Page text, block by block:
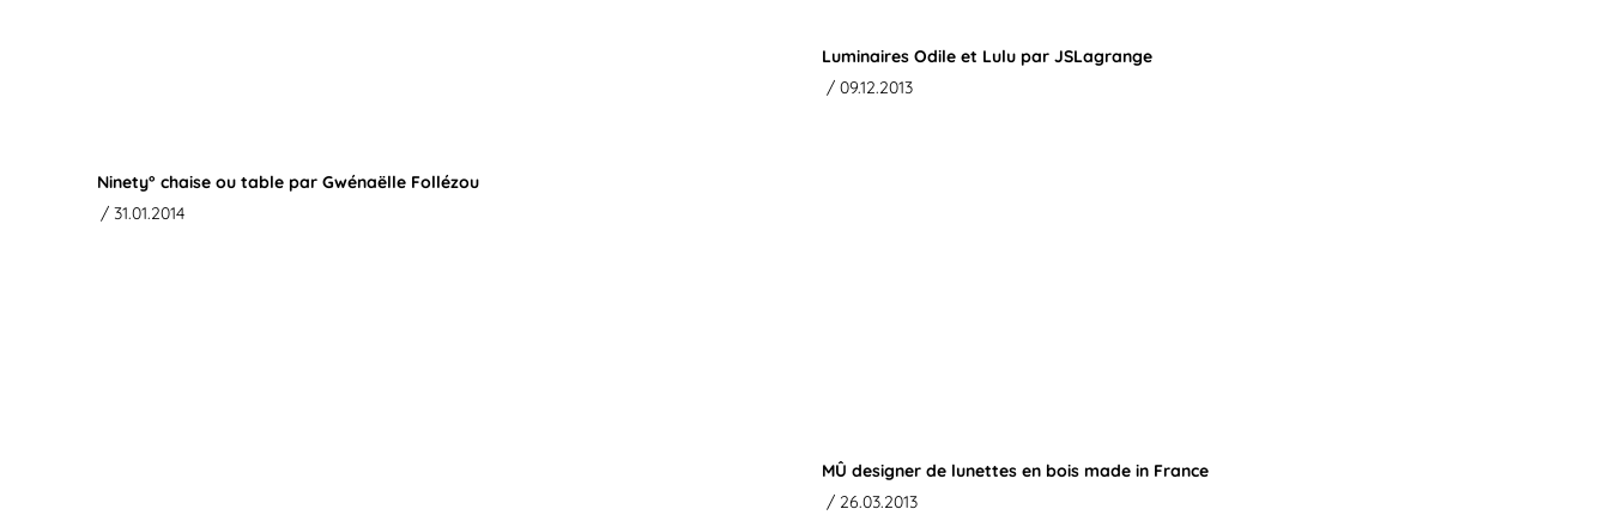
Ninety° chaise ou table par Gwénaëlle Follézou
/ 31.01.2014
Luminaires Odile et Lulu par JSLagrange
/ 09.12.2013
MÛ designer de lunettes en bois made in France
/ 26.03.2013